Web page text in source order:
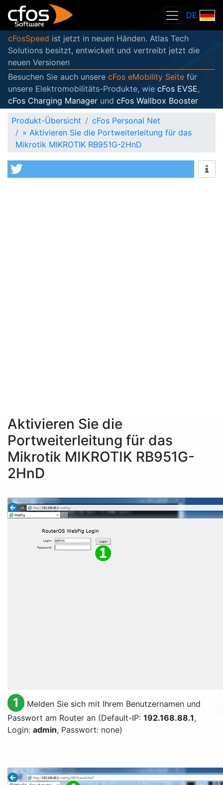
DE
cFosSpeed ist jetzt in neuen Händen. Atlas Tech
Solutions besitzt, entwickelt und vertreibt jetzt die
neuen Versionen
Besuchen Sie auch unsere cFos eMobility Seite für
unsere Elektromobilitäts-Produkte, wie cFos EVSE,
cFos Charging Manager und cFos Wallbox Booster
Produkt-Übersicht
cFos Personal Net
» Aktivieren Sie die Portweiterleitung für das
Mikrotik MIKROTIK RB951G-2HnD
Aktivieren Sie die
Portweiterleitung für das
Mikrotik MIKROTIK RB951G-
2HnD
1
Melden Sie sich mit Ihrem Benutzernamen und
Passwort am Router an (Default-IP: 192.168.88.1,
Login: admin, Passwort: none)